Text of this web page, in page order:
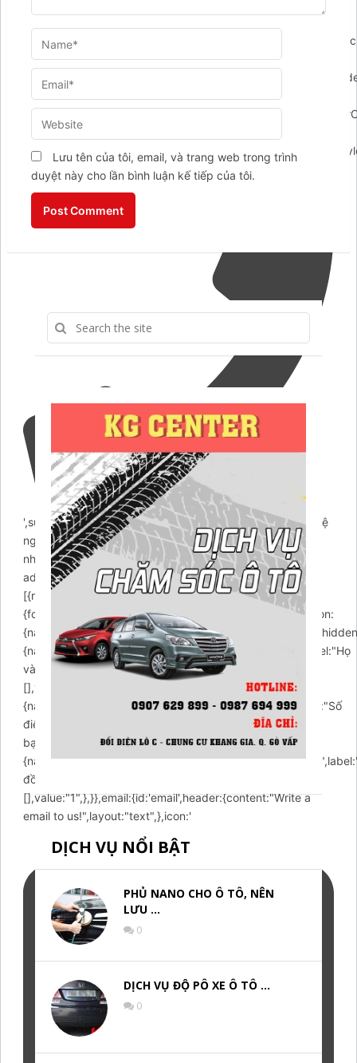
Lưu tên của tôi, email, và trang web trong trình
duyệt này cho lần bình luận kế tiếp của tôi.
DỊCH VỤ NỔI BẬT
PHỦ NANO CHO Ô TÔ, NÊN
LƯU …
0
DỊCH VỤ ĐỘ PÔ XE Ô TÔ …
0
content/plugins/ar-
contactus/res/img/
would you like to contact
admin/admin-
{callback:{id:'callback',header:{content:"Để lại số điện thoại
',success:"Yêu cầu gọi lại đã được gửi. Chúng tôi sẽ liên hệ
ngay cho bạn.",error:"Lỗi mất rồi! thử lại
nhé.",action:'https://chamsocxekhanggia.com/wp-
admin/admin-ajax.php',buttons:
[{name:"submit",label:"Submit",type:"submit",},],fields:
{formId:{name:'formId',value:'callback',type:'hidden'},action:
{name:"name",enabled:true,required:false,type:"text",label:"Họ
và Tên",placeholder:"Nhập tên của bạn",values:
[],value:"",},phone:
{name:"phone",enabled:true,required:true,type:"tel",label:"Số
điện thoại",placeholder:"Nhập số điện thoại của
bạn",values:[],value:"",},gdpr:
đồng ý với điều khoản",placeholder:"",values:
[],value:"1",},}},email:{id:'email',header:{content:"Write a
email to us!",layout:"text",},icon:'